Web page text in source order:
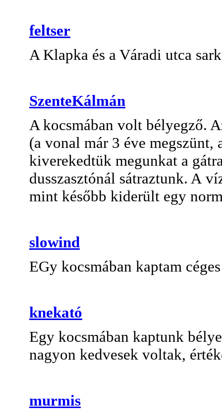
feltser
A Klapka és a Váradi utca
SzenteKálmán
A kocsmában volt bélyegző.
(a vonal már 3 éve
kiverekedtük megunkat a
dusszasztónál sátraztunk. A
mint később kiderült egy
slowind
EGy kocsmában kaptam
knekató
Egy kocsmában kaptunk
nagyon kedvesek voltak,
murmis